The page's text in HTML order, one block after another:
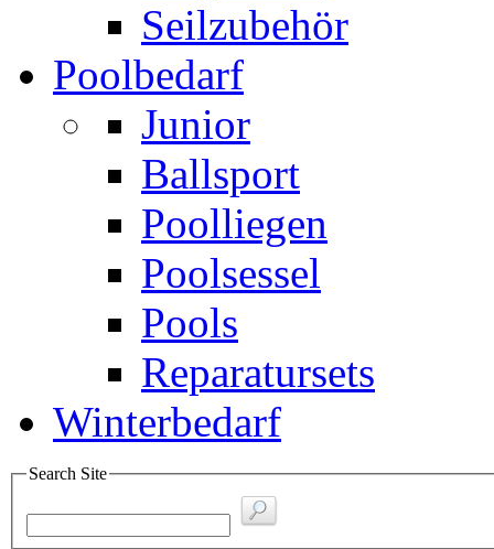
Seilzubehör
Poolbedarf
Junior
Ballsport
Poolliegen
Poolsessel
Pools
Reparatursets
Winterbedarf
Search Site